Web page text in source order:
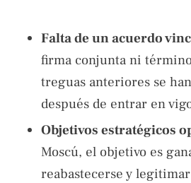
Falta de un acuerdo
firma conjunta ni
treguas anteriores se
después de entrar en
Objetivos estratégicos
Moscú, el objetivo es
reabastecerse y